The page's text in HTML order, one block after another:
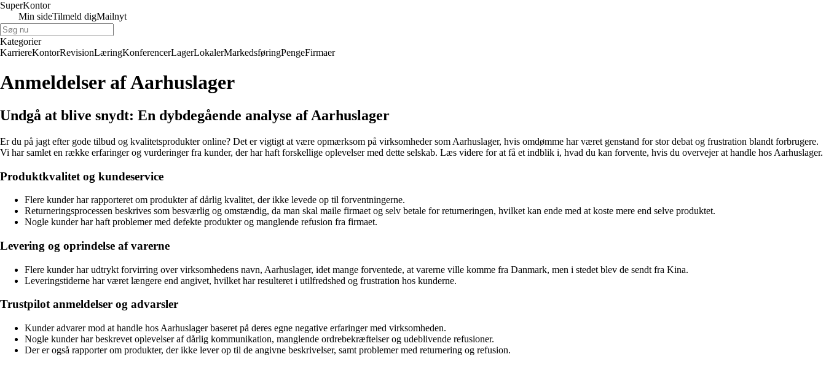
SuperKontor
Min sideTilmeld digMailnyt
Kategorier
KarriereKontorRevisionLæringKonferencerLagerLokalerMarkedsføringPengeFirmaer
Anmeldelser af Aarhuslager
Undgå at blive snydt: En dybdegående analyse af Aarhuslager
Er du på jagt efter gode tilbud og kvalitetsprodukter online? Det er vigtigt at være opmærksom på virksomheder som Aarhuslager, hvis omdømme har været genstand for stor debat og frustration blandt forbrugere.
Vi har samlet en række erfaringer og vurderinger fra kunder, der har haft forskellige oplevelser med dette selskab. Læs videre for at få et indblik i, hvad du kan forvente, hvis du overvejer at handle hos Aarhuslager.
Produktkvalitet og kundeservice
Flere kunder har rapporteret om produkter af dårlig kvalitet, der ikke levede op til forventningerne.
Returneringsprocessen beskrives som besværlig og omstændig, da man skal maile firmaet og selv betale for returneringen, hvilket kan ende med at koste mere end selve produktet.
Nogle kunder har haft problemer med defekte produkter og manglende refusion fra firmaet.
Levering og oprindelse af varerne
Flere kunder har udtrykt forvirring over virksomhedens navn, Aarhuslager, idet mange forventede, at varerne ville komme fra Danmark, men i stedet blev de sendt fra Kina.
Leveringstiderne har været længere end angivet, hvilket har resulteret i utilfredshed og frustration hos kunderne.
Trustpilot anmeldelser og advarsler
Kunder advarer mod at handle hos Aarhuslager baseret på deres egne negative erfaringer med virksomheden.
Nogle kunder har beskrevet oplevelser af dårlig kommunikation, manglende ordrebekræftelser og udeblivende refusioner.
Der er også rapporter om produkter, der ikke lever op til de angivne beskrivelser, samt problemer med returnering og refusion.